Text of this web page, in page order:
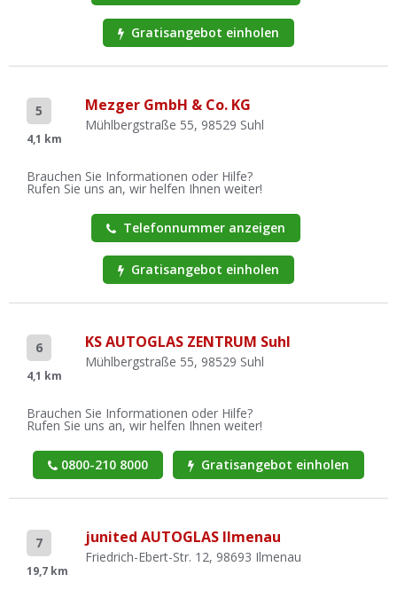
Gratisangebot einholen
5
4,1 km
Mezger GmbH & Co. KG
Mühlbergstraße 55, 98529 Suhl
Brauchen Sie Informationen oder Hilfe?
Rufen Sie uns an, wir helfen Ihnen weiter!
Telefonnummer anzeigen
Gratisangebot einholen
6
4,1 km
KS AUTOGLAS ZENTRUM Suhl
Mühlbergstraße 55, 98529 Suhl
Brauchen Sie Informationen oder Hilfe?
Rufen Sie uns an, wir helfen Ihnen weiter!
0800-210 8000 Gratisangebot einholen
7
19,7 km
junited AUTOGLAS Ilmenau
Friedrich-Ebert-Str. 12, 98693 Ilmenau